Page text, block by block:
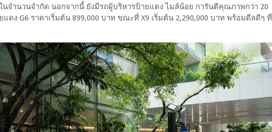
นจำนวนจำกัด นอกจากนี้ ยังมีรถผู้บริหารป้ายแดง ไมล์น้อย การันตีคุณภาพกว่า 20
ดง G6 ราคาเริ่มต้น 899,000 บาท ขณะที่ X9 เริ่มต้น 2,290,000 บาท พร้อมดีลดีๆ ที่